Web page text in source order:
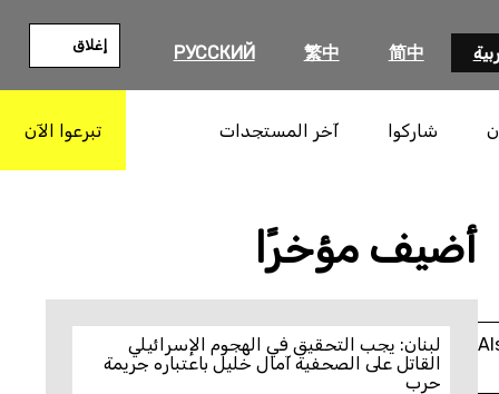
简中
繁中
РУССКИЙ إغلاق
شاركوا آخر المستجدات تبرعوا الآن
أضيف مؤخرًا
لبنان: يجب التحقيق في الهجوم الإسرائيلي
القاتل على الصحفية آمال خليل باعتباره جريمة
حرب